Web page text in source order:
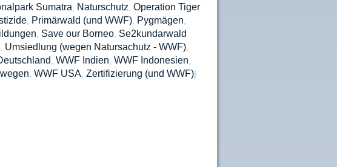
Sumatra Naturschutz Operation Tiger
, Primärwald (und WWF), Pygmägen
Save our Borneo, Se2kundarwald
Umsiedlung (wegen Natursachutz - WWF),
WWF Indien WWF Indonesien
WWF USA, Zertifizierung (und WWF)|